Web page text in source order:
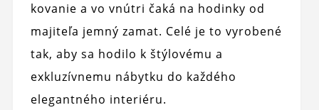
kovanie a vo vnútri čaká na hodinky od
majiteľa jemný zamat. Celé je to vyrobené
tak, aby sa hodilo k štýlovému a
exkluzívnemu nábytku do každého
elegantného interiéru.